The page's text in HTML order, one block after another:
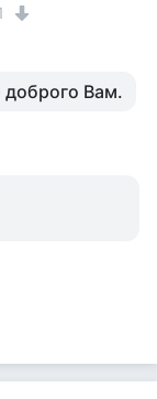
доброго Вам.